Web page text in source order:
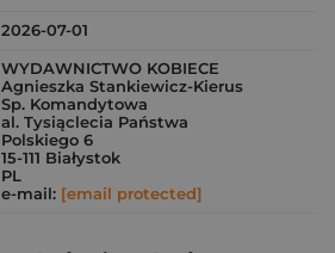
2026-07-01
WYDAWNICTWO KOBIECE
Agnieszka Stankiewicz-Kierus
Sp. Komandytowa
al. Tysiąclecia Państwa
Polskiego 6
15-111 Białystok
PL
e-mail: [email protected]